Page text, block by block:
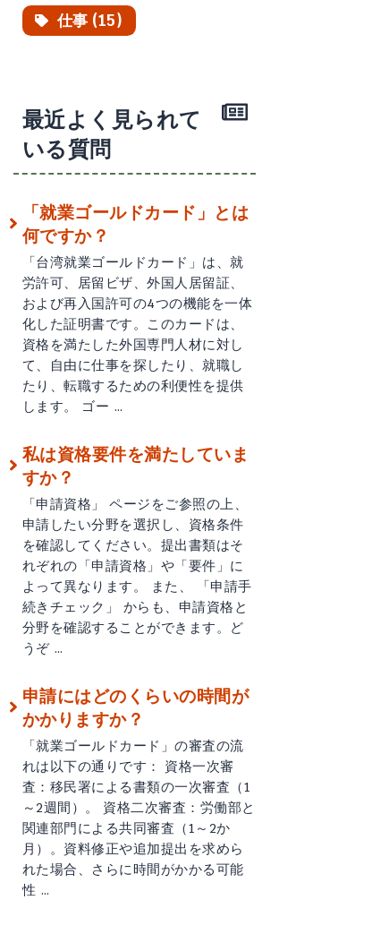
仕事 (15)
最近よく見られて
いる質問
「就業ゴールドカード」とは
何ですか？
「台湾就業ゴールドカード」は、就
労許可、居留ビザ、外国人居留証、
および再入国許可の4つの機能を一体
化した証明書です。このカードは、
資格を満たした外国専門人材に対し
て、自由に仕事を探したり、就職し
たり、転職するための利便性を提供
します。 ゴー …
私は資格要件を満たしていま
すか？
「申請資格」 ページをご参照の上、
申請したい分野を選択し、資格条件
を確認してください。提出書類はそ
れぞれの「申請資格」や「要件」に
よって異なります。 また、 「申請手
続きチェック」 からも、申請資格と
分野を確認することができます。ど
うぞ …
申請にはどのくらいの時間が
かかりますか？
「就業ゴールドカード」の審査の流
れは以下の通りです： 資格一次審
査：移民署による書類の一次審査（1
～2週間）。 資格二次審査：労働部と
関連部門による共同審査（1～2か
月）。資料修正や追加提出を求めら
れた場合、さらに時間がかかる可能
性 …